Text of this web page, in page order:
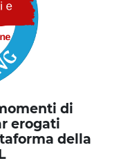
di
erogati
della